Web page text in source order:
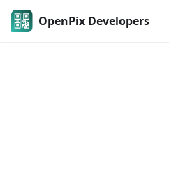
OpenPix Developers